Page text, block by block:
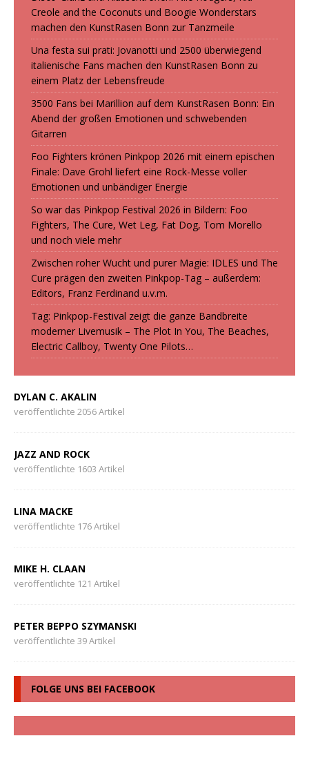
Creole and the Coconuts und Boogie Wonderstars
machen den KunstRasen Bonn zur Tanzmeile
Una festa sui prati: Jovanotti und 2500 überwiegend
italienische Fans machen den KunstRasen Bonn zu
einem Platz der Lebensfreude
3500 Fans bei Marillion auf dem KunstRasen Bonn: Ein
Abend der großen Emotionen und schwebenden
Gitarren
Foo Fighters krönen Pinkpop 2026 mit einem epischen
Finale: Dave Grohl liefert eine Rock-Messe voller
Emotionen und unbändiger Energie
So war das Pinkpop Festival 2026 in Bildern: Foo
Fighters, The Cure, Wet Leg, Fat Dog, Tom Morello
und noch viele mehr
Zwischen roher Wucht und purer Magie: IDLES und The
Cure prägen den zweiten Pinkpop-Tag – außerdem:
Editors, Franz Ferdinand u.v.m.
Tag: Pinkpop-Festival zeigt die ganze Bandbreite
moderner Livemusik – The Plot In You, The Beaches,
Electric Callboy, Twenty One Pilots…
DYLAN C. AKALIN
veröffentlichte 2056 Artikel
JAZZ AND ROCK
veröffentlichte 1603 Artikel
LINA MACKE
veröffentlichte 176 Artikel
MIKE H. CLAAN
veröffentlichte 121 Artikel
PETER BEPPO SZYMANSKI
veröffentlichte 39 Artikel
FOLGE UNS BEI FACEBOOK